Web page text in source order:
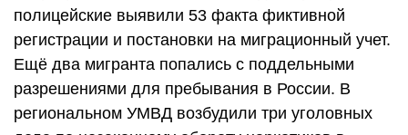
полицейские выявили 53 факта фиктивной
регистрации и постановки на миграционный учет.
Ещё два мигранта попались с поддельными
разрешениями для пребывания в России. В
региональном УМВД возбудили три уголовных